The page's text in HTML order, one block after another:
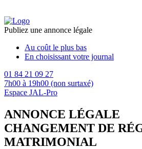
Publiez une annonce légale
Au coût le plus bas
En choisissant votre journal
01 84 21 09 27
7h00 à 19h00 (non surtaxé)
Espace JAL-Pro
ANNONCE LÉGALE
CHANGEMENT DE
MATRIMONIAL